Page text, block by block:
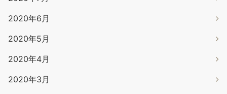
2020年6月
2020年5月
2020年4月
2020年3月